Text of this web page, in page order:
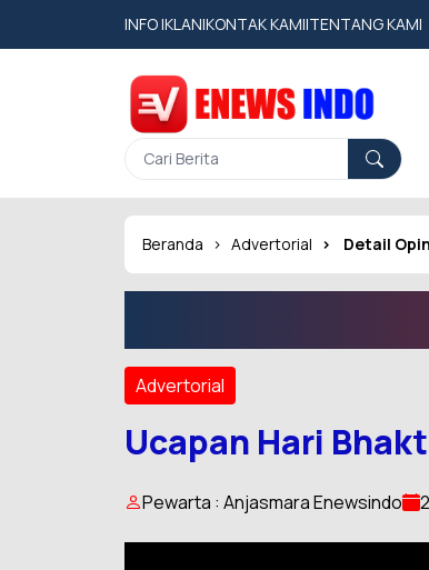
INFO IKLAN|KONTAK KAMI|TENTANG KAMI
Beranda Advertorial Detail
Advertorial
Ucapan Hari
Pewarta : Anjasmara Enewsindo